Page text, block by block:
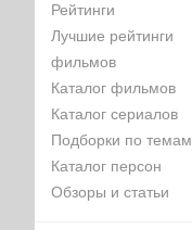
Рейтинги
Лучшие рейтинги
фильмов
Каталог фильмов
Каталог сериалов
Подборки по темам
Каталог персон
Обзоры и статьи